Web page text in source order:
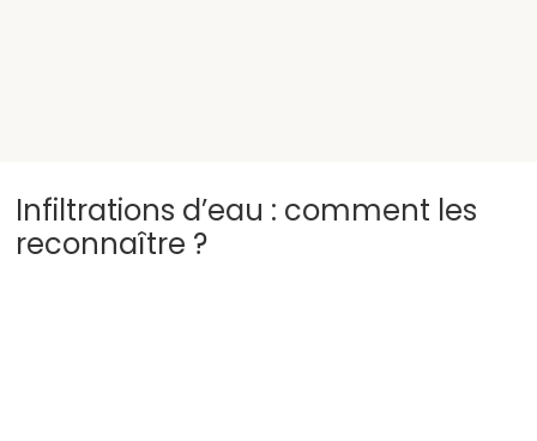
Infiltrations d’eau : comment les
reconnaître ?